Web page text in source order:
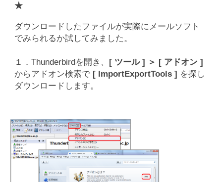
★
ダウンロードしたファイルが実際にメールソフト
でみられるか試してみました。
１．Thunderbirdを開き、 [ ツール ] ＞ [ アドオン ]
からアドオン検索で [ ImportExportTools ] を探し
ダウンロードします。